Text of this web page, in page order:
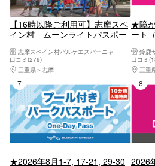
【16時以降ご利用可】志摩スペ
イン村 ムーンライトパスポー
志摩スペイン村パルケエスパーニャ
口コミ(279)
三重県
志摩
★障
ート
鈴鹿
口コミ
三重
7位
★2026年8月1-7, 17-21, 29-30 2026